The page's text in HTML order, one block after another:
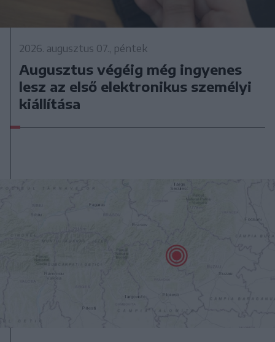
2026. augusztus 07., péntek
Augusztus végéig még ingyenes
lesz az első elektronikus személyi
kiállítása